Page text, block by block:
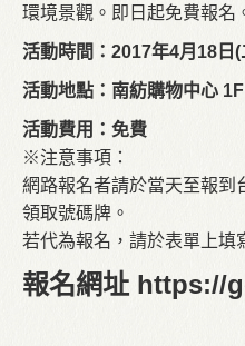
環境景觀。即日起免費報名
活動時間：2017年4月18日
活動地點：南紡購物中心
活動費用：免費
※注意事項：
網路報名者請於當天至報到
領取號碼牌。
若代為報名，請於表單上填
報名網址 https://